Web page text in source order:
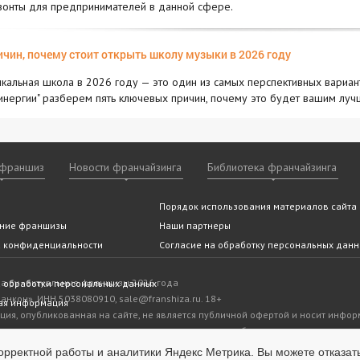
для предпринимателей в данной сфере.
почему стоит открыть школу музыки в 2026 году
школа в 2026 году — это один из самых перспективных
разберем пять ключевых причин, почему это будет вашим
По алфавиту По
Новости франчайзинга
Новости
Библиотека франчайзинга
Статьи и аналитика
franshiza.ru в СМИ
Отзывы о франшизах
ли Вам франчайзинг
франшизы
Помощь эксперта
(подобрать франшизу)
Часто
мероприятия
франшизы
конфиденциальности
Порядок использования материалов сайта
Наши партнеры
Согласие на обработку персональных
обработки персональных данных
информация
- актуальные франшизы 2026 года
ИНН 5038080910, sale@franshiza.ru. 18+
опубликованная на сайте, не является публичной офертой и носит
являются оценочными и предоставляются правообладателями или
представителем правообладателя или посредником размещенных бизнесов
работы и аналитики Яндекс Метрика. Вы можете